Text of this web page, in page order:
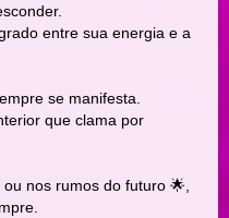
entre sua energia e a
se manifesta.
que clama por
nos rumos do futuro 🌟,